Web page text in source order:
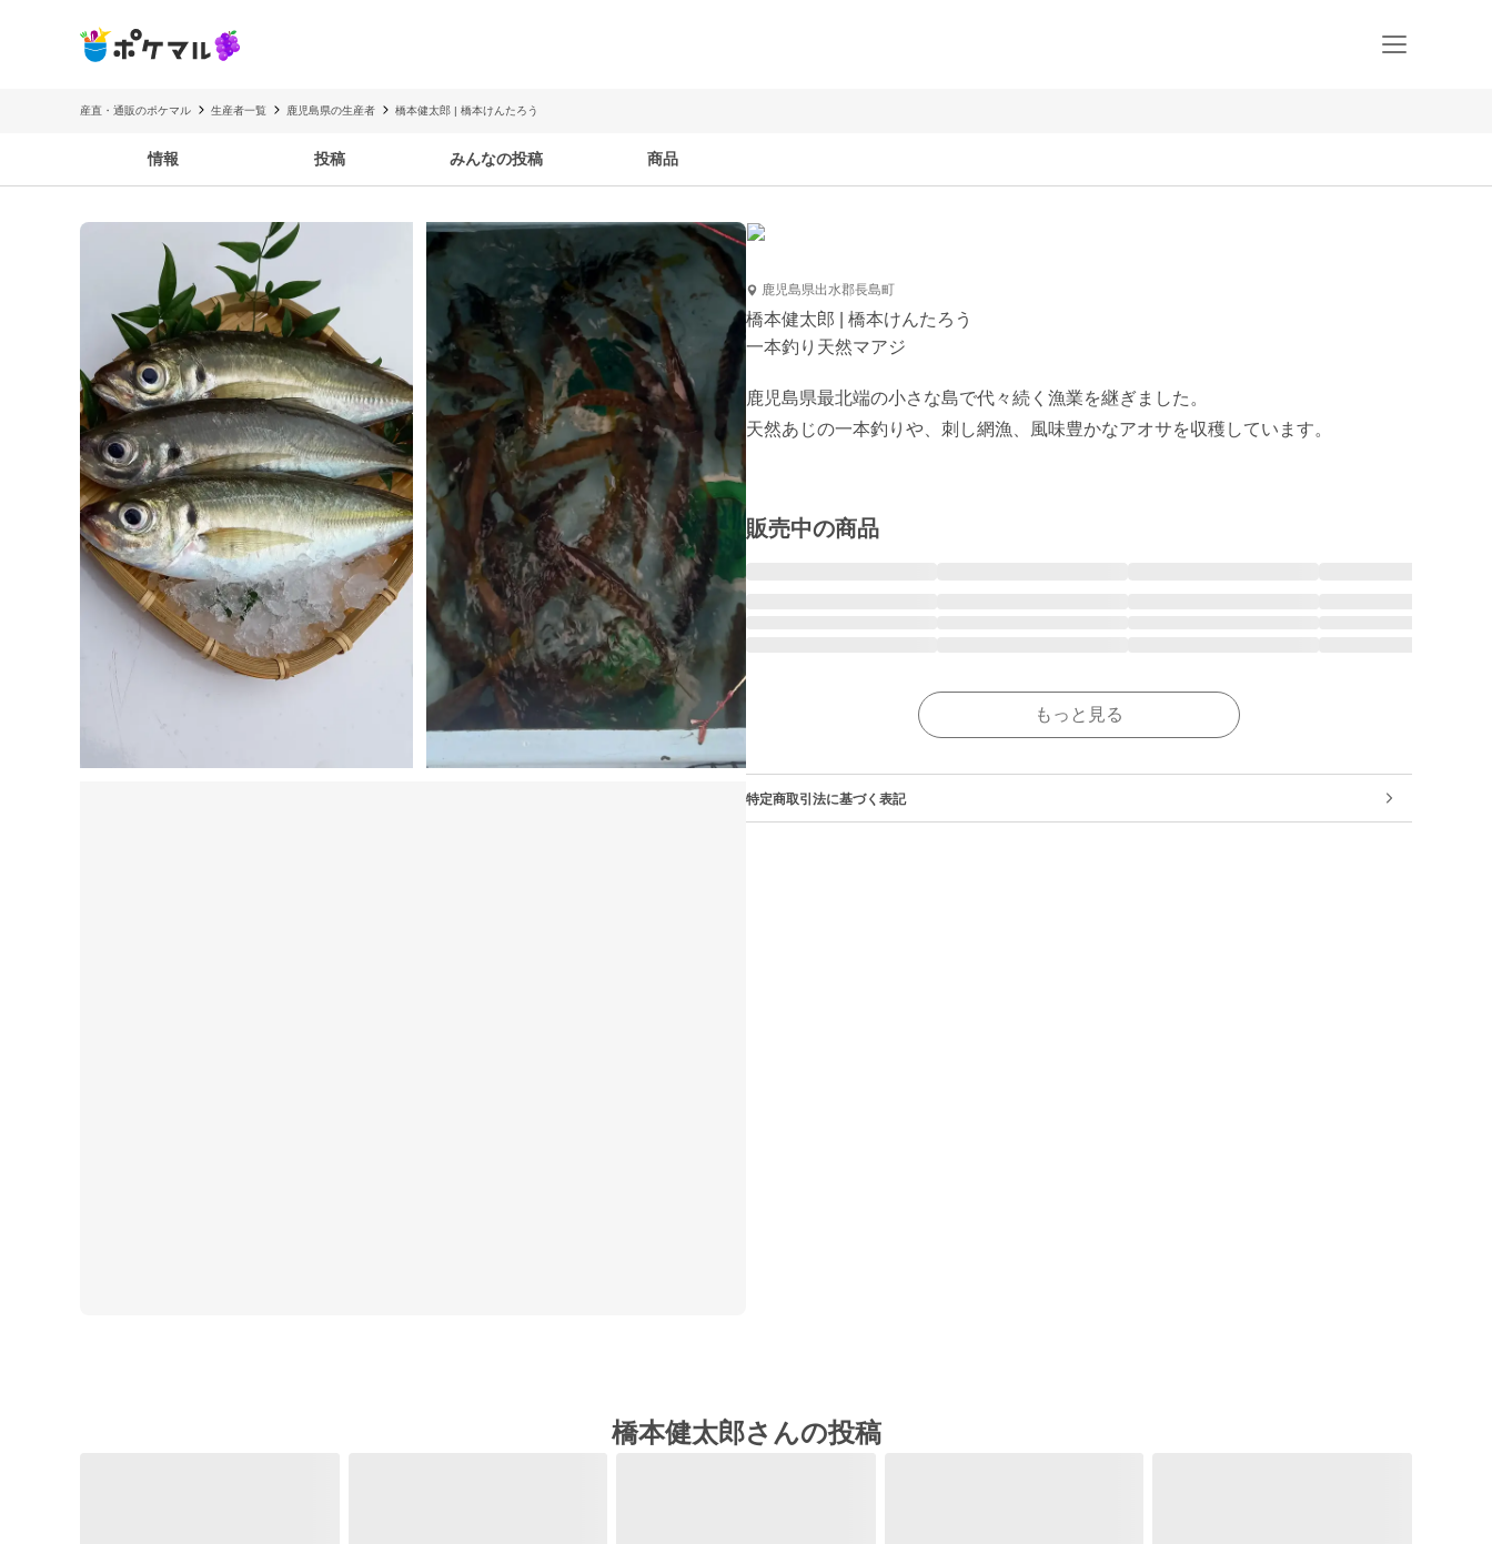
産直・通販のポケマル 生産者一覧 鹿児島県の生産者 橋本健太郎 | 橋本けんたろう
情報 投稿 みんなの投稿 商品
鹿児島県出水郡長島町
橋本健太郎 | 橋本けんたろう
一本釣り天然マアジ
鹿児島県最北端の小さな島で代々続く漁業を継ぎました。
天然あじの一本釣りや、刺し網漁、風味豊かなアオサを収穫しています。
販売中の商品
もっと見る
特定商取引法に基づく表記
橋本健太郎さんの投稿